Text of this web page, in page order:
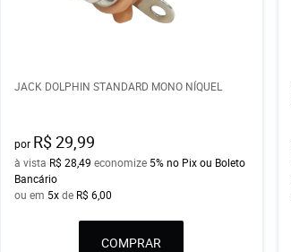
JACK DOLPHIN STANDARD MONO NÍQUEL
por R$ 29,99
à vista R$ 28,49 economize 5% no Pix ou Boleto
Bancário
ou em 5xde R$ 6,00
COMPRAR